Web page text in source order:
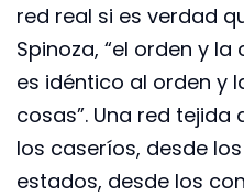
red real si es verdad
Spinoza, “el orden y
es idéntico al orden y
cosas”. Una red
los caseríos, desde
estados, desde los